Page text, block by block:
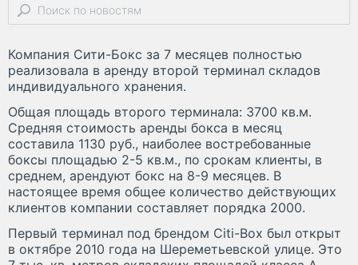
Компания Сити-Бокс за 7 месяцев полностью
реализовала в аренду второй терминал складов
индивидуального хранения.
Общая площадь второго терминала: 3700 кв.м.
Средняя стоимость аренды бокса в месяц
составила 1130 руб., наиболее востребованные
боксы площадью 2-5 кв.м., по срокам клиенты, в
среднем, арендуют бокс на 8-9 месяцев. В
настоящее время общее количество действующих
клиентов компании составляет порядка 2000.
Первый терминал под брендом Citi-Box был открыт
в октябре 2010 года на Шереметьевской улице. Это